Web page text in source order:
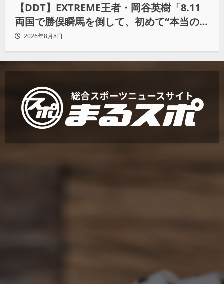
【DDT】EXTREME王者・岡谷英樹「8.11
両国で勝俣瞬馬を倒して、初めて“本当の
王者”になれる」
2026年8月8日